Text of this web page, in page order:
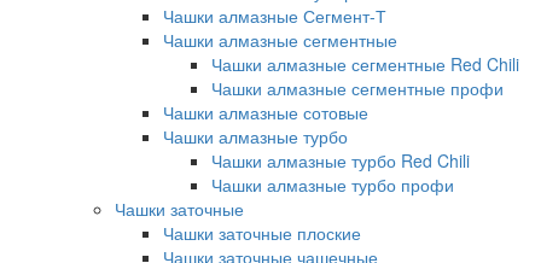
Чашки алмазные Сегмент-Т
Чашки алмазные сегментные
Чашки алмазные сегментные Red Chili
Чашки алмазные сегментные профи
Чашки алмазные сотовые
Чашки алмазные турбо
Чашки алмазные турбо Red Chili
Чашки алмазные турбо профи
Чашки заточные
Чашки заточные плоские
Чашки заточные чашечные